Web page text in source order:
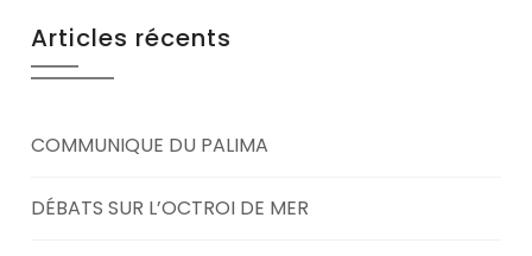
Articles récents
COMMUNIQUE DU PALIMA
DÉBATS SUR L’OCTROI DE MER